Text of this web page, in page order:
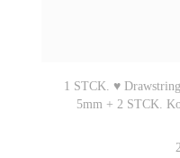
1 STCK. ♥
5mm + 2 STCK.